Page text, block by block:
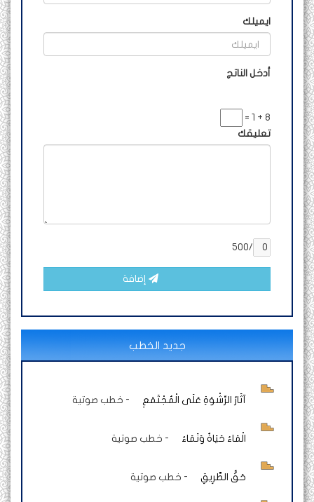
ايميلك
أدخل الناتج
8 + 1 =
تعليقك
/500
إضافة
جديد الخطب
آثَارُ الرِّشْوَةِ عَلَى الْمُجْتَمَعِ - خطب صوتية
الْمَاءُ حَيَاةٌ وَنَمَاءٌ - خطب صوتية
حَقُّ الطَّرِيقِ - خطب صوتية